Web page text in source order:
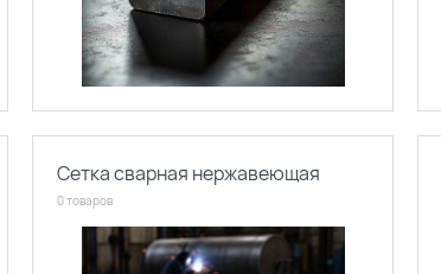
Сетка сварная нержавеющая
0 товаров